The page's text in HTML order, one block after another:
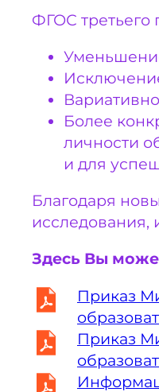
ФГОС третьего
Более
личности
и для
Благодаря
исследования,
Здесь Вы
Приказ
Приказ